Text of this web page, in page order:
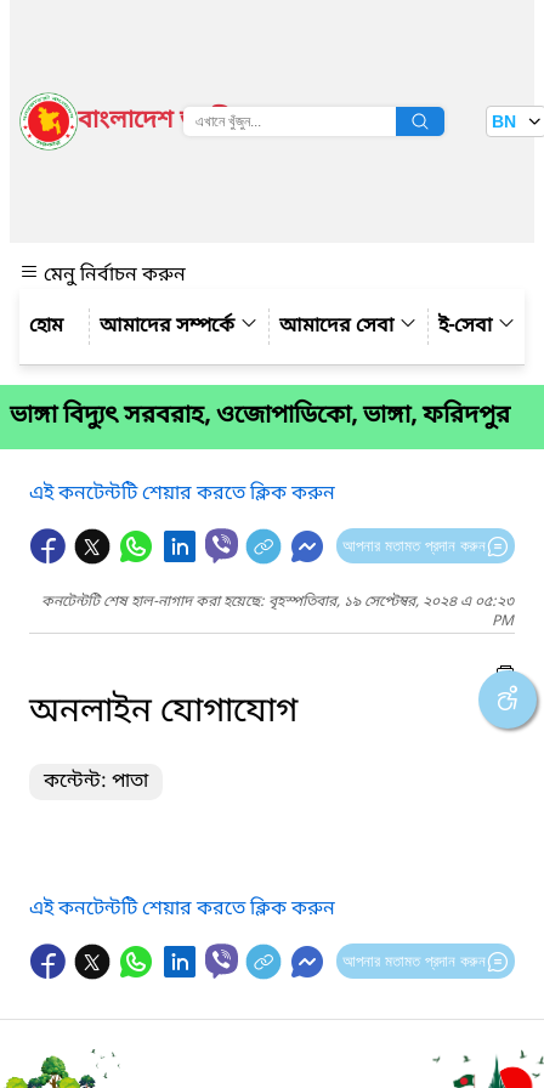
বাংলাদেশ জাতীয় তথ্য বাতায়ন BN
মেনু নির্বাচন করুন
আমাদের সম্পর্কে
আমাদের সেবা ই-সেবা
ভাঙ্গা বিদ্যুৎ সরবরাহ, ওজোপাডিকো, ভাঙ্গা, ফরিদপুর
এই কনটেন্টটি শেয়ার করতে ক্লিক করুন
আপনার মতামত প্রদান করুন
কনটেন্টটি শেষ হাল-নাগাদ করা হয়েছে: বৃহস্পতিবার, ১৯ সেপ্টেম্বর, ২০২৪ এ ০৫:২৩
PM
অনলাইন যোগাযোগ
কন্টেন্ট: পাতা
এই কনটেন্টটি শেয়ার করতে ক্লিক করুন
আপনার মতামত প্রদান করুন